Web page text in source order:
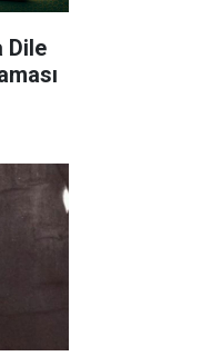
Dile